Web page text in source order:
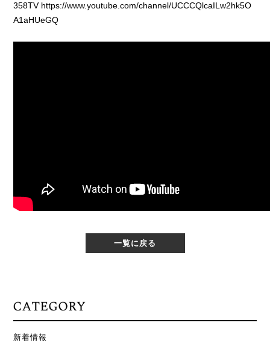
358TV https://www.youtube.com/channel/UCCCQlcaILw2hk5O
A1aHUeGQ
一覧に戻る
新着情報